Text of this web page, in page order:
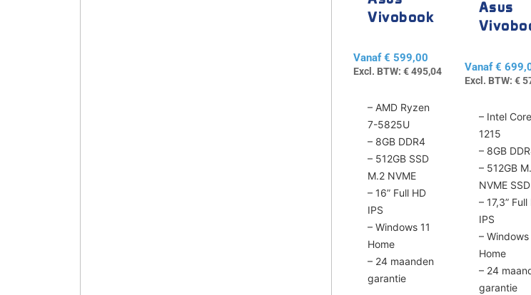
Vivobook
Vanaf€ 599,00
Excl. BTW:€495,04
– AMD Ryzen
7-5825U
– 8GB DDR4
– 512GB SSD
M.2 NVME
– 16” Full HD
IPS
– Windows 11
Home
– 24 maanden
garantie
optie
gekozen
worden
productpagina
Asus
Vanaf€
Excl. BTW: €
– Intel
1215
– 8GB
– 512GB
NVME SSD
– 17,3” Full
IPS
– Windows
Home
– 24
garantie
optie
kan
worden
op